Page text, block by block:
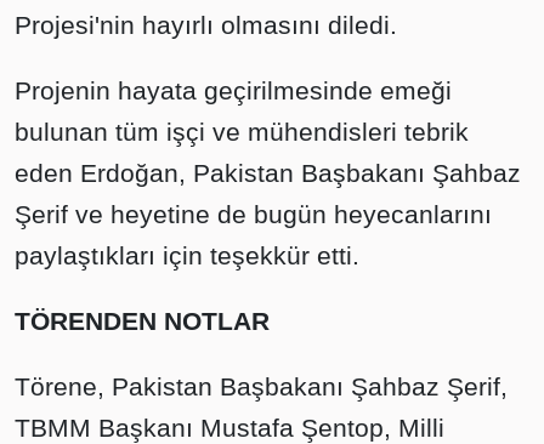
Projesi'nin hayırlı olmasını diledi.
Projenin hayata geçirilmesinde emeği
bulunan tüm işçi ve mühendisleri tebrik
eden Erdoğan, Pakistan Başbakanı Şahbaz
Şerif ve heyetine de bugün heyecanlarını
paylaştıkları için teşekkür etti.
TÖRENDEN NOTLAR
Törene, Pakistan Başbakanı Şahbaz Şerif,
TBMM Başkanı Mustafa Şentop, Milli